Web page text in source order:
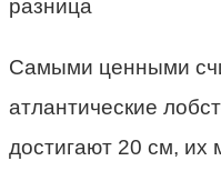
Самыми ценными
атлантические
достигают 20 см, их